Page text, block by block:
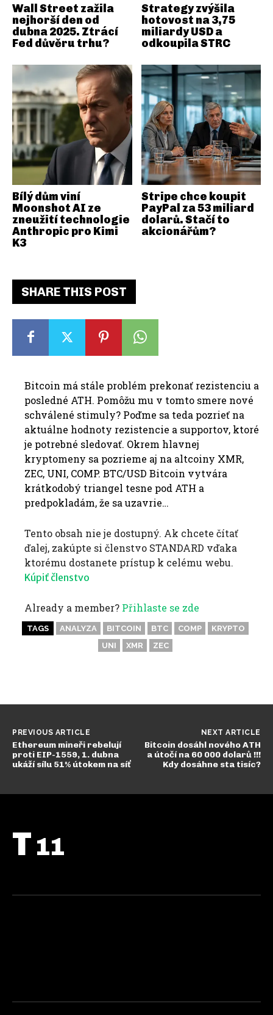
SHARE THIS POST
Bitcoin má stále problém prekonať rezistenciu a
posledné ATH. Pomôžu mu v tomto smere nové
schválené stimuly? Poďme sa teda pozrieť na
aktuálne hodnoty rezistencie a supportov, ktoré
je potrebné sledovať. Okrem hlavnej
kryptomeny sa pozrieme aj na altcoiny XMR,
ZEC, UNI, COMP. BTC/USD Bitcoin vytvára
krátkodobý triangel tesne pod ATH a
predpokladám, že sa uzavrie…
Tento obsah nie je dostupný. Ak chcete čítať
ďalej, zakúpte si členstvo STANDARD vďaka
ktorému dostanete prístup k celému webu.
Kúpiť členstvo
Already a member? Přihlaste se zde
TAGS ANALYZA BITCOIN BTC COMP
KRYPTO
UNI
XMR ZEC
Wall Street zažila
nejhorší den od
dubna 2025. Ztrácí
Fed důvěru trhu?
Strategy zvýšila
hotovost na 3,75
miliardy USD a
odkoupila STRC
Bílý dům viní
Moonshot AI ze
zneužití technologie
Anthropic pro Kimi
K3
Stripe chce koupit
PayPal za 53 miliard
dolarů. Stačí to
akcionářům?
PREVIOUS ARTICLE
Ethereum mineři rebelují
proti EIP-1559, 1. dubna
ukáží sílu 51% útokem na síť
NEXT ARTICLE
Bitcoin dosáhl nového ATH
a útočí na 60 000 dolarů !!!
Kdy dosáhne sta tisíc?
T 11